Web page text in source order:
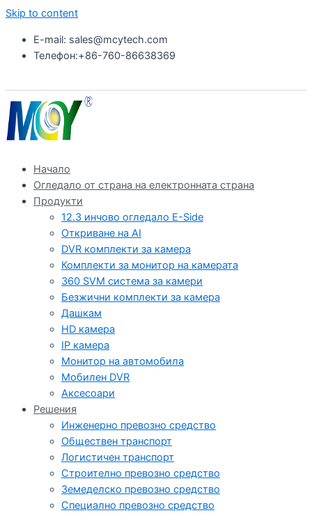
Skip to content
E-mail: sales@mcytech.com
Телефон:+86-760-86638369
Начало
Огледало от страна на електронната страна
Продукти
12.3 инчово огледало E-Side
Откриване на AI
DVR комплекти за камера
Комплекти за монитор на камерата
360 SVM система за камери
Безжични комплекти за камера
Дашкам
HD камера
IP камера
Монитор на автомобила
Мобилен DVR
Аксесоари
Решения
Инженерно превозно средство
Обществен транспорт
Логистичен транспорт
Строително превозно средство
Земеделско превозно средство
Специално превозно средство